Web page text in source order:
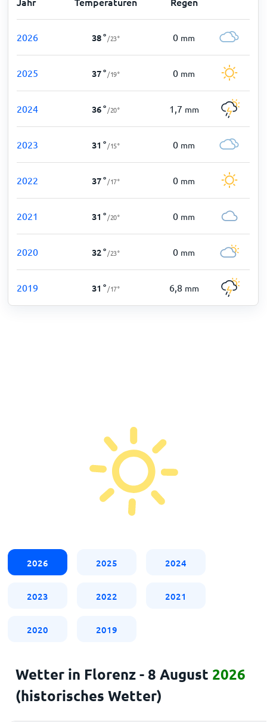
2026 38° /23° 0 mm
2025 37° /19° 0 mm
2024 36° /20° 1,7 mm
2023 31 ° /15° 0 mm
2022 37° /17° 0 mm
2021 31 ° /20° 0 mm
2020 32° /23° 0 mm
2019 31 ° /17° 6,8 mm
2026 2025 2024
2023 2022 2021
2020 2019
Wetter in Florenz - 8 August 2026
(historisches Wetter)